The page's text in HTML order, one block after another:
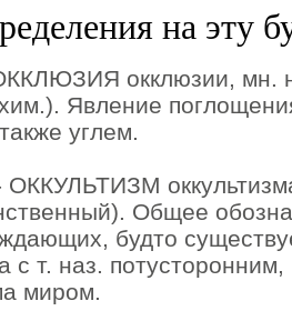
на эту
окклюзии, мн.
Явление
углем.
ОККУЛЬТИЗМ
Общее
будто
с т. наз.
миром.